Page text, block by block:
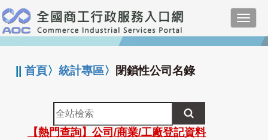
跳
到
主
要
:::
||首頁〉統計專區〉 閉鎖性公司名錄
全
站
檢
【熱門查詢】公司/商業/工廠登記資料